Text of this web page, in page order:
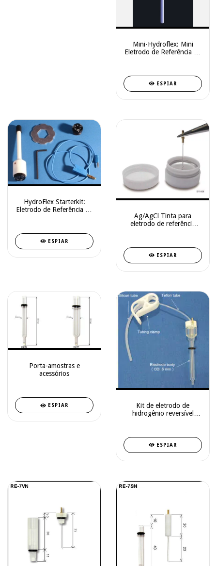
Mini-Hydroflex: Mini
Eletrodo de Referência de
ESPIAR
HydroFlex Starterkit:
Eletrodo de Referência de
ESPIAR
Ag/AgCl Tinta para
eletrodo de referência
ESPIAR
Porta-amostras e
acessórios
ESPIAR
Kit de eletrodo de
hidrogênio reversível
ESPIAR